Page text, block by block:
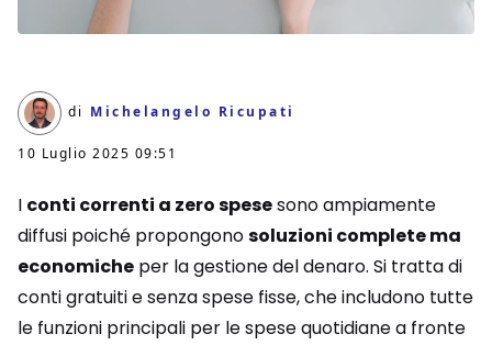
di Michelangelo Ricupati
10 Luglio 2025 09:51
I conti correnti a zero spesesono ampiamente
diffusi poiché propongonosoluzioni complete ma
economiche per la gestione del denaro. Si tratta di
conti gratuiti e senza spese fisse, che includono tutte
le funzioni principali per le spese quotidiane a fronte